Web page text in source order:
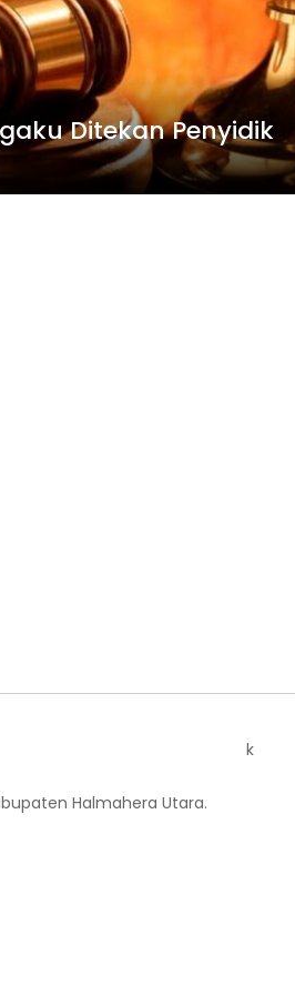
Ditekan Penyidik
Halmahera Utara.
k